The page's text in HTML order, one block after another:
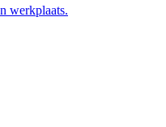
werkplaats.